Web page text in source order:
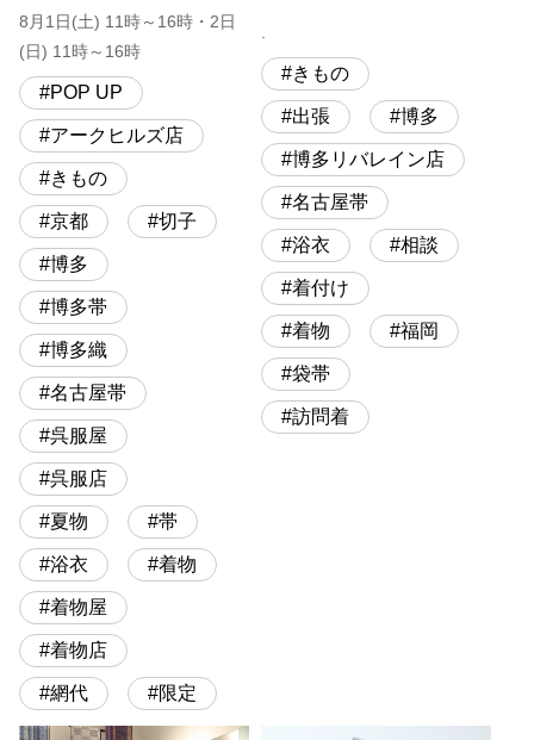
8月1日(土) 11時～16時・2日
(日) 11時～16時
POP UP
アークヒルズ店
きもの
京都 切子
博多
博多帯
博多織
名古屋帯
呉服屋
呉服店
夏物 帯
浴衣 着物
着物屋
着物店
網代 限定
.
きもの
出張 博多
博多リバレイン店
名古屋帯
浴衣 相談
着付け
着物 福岡
袋帯
訪問着